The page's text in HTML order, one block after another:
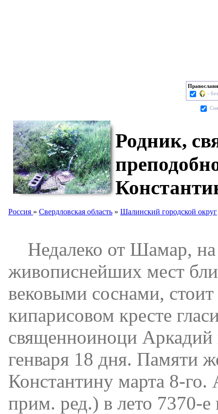
-
Родник,
Россия » Свердловская область » Шалинский городской округ
Недалеко от Шамар, на
живописнейших мест
вековыми соснами,
кипарисовом кресте
священноиноци Аркадий
генваря 18 дня. Памяти
Константину марта 8-
прим. ред.) в лето 7370-